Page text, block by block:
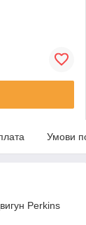
Умови
Perkins